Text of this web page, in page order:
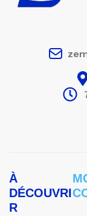
À
DÉCOUVRI
R